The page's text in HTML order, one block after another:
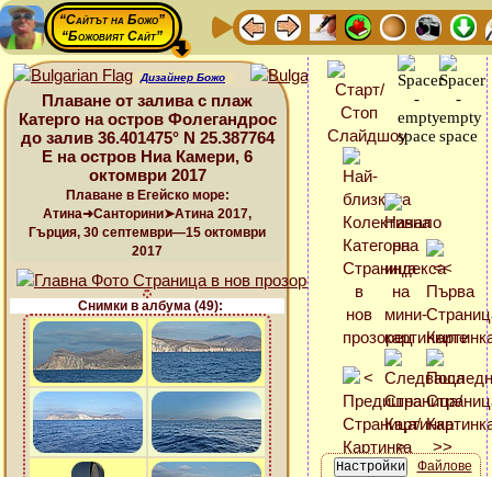
“Сайтът на Божо”
“Божовият Сайт”
Дизайнер Божо
Плаване от залива с плаж
Катерго на остров Фолегандрос
до залив 36.401475° N 25.387764
E на остров Ниа Камери, 6
октомври 2017
Плаване в Егейско море:
Атина➜Санторини➤Атина 2017,
Гърция, 30 септември—15 октомври
2017
Снимки в албума (49):
Файлове